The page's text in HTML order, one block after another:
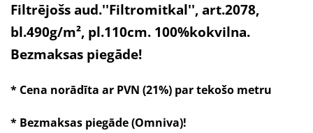
Filtrējošs aud.''Filtromitkal'', art.2078,
bl.490g/m², pl.110cm. 100%kokvilna.
Bezmaksas piegāde!
* Cena norādīta ar PVN (21%) par tekošo metru
* Bezmaksas piegāde (Omniva)!